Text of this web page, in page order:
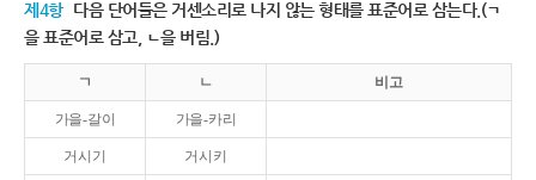
제4항 다음 단어들은 거센소리로 나지 않는 형태를 표준어로 삼는다.(ㄱ
을 표준어로 삼고, ㄴ을 버림.)
ㄱ ㄴ 비고
가을-갈이 가을-카리
거시기 거시키